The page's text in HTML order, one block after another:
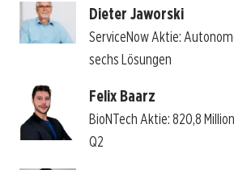
Dieter Jaworski
ServiceNow Aktie:
sechs Lösungen
Felix Baarz
BioNTech Aktie: 820,8
Q2